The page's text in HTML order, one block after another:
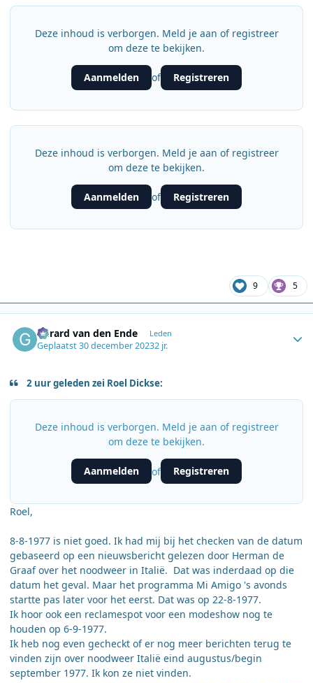
Deze inhoud is verborgen. Meld je aan of registreer
om deze te bekijken.
Aanmelden of Registreren
Deze inhoud is verborgen. Meld je aan of registreer
om deze te bekijken.
Aanmelden of Registreren
9 5
Gerard van den Ende Leden
Geplaatst30 december 20232 jr.
2 uur geleden zei Roel Dickse:
Deze inhoud is verborgen. Meld je aan of registreer
om deze te bekijken.
Aanmelden of Registreren
Roel,
8-8-1977 is niet goed. Ik had mij bij het checken van de datum
gebaseerd op een nieuwsbericht gelezen door Herman de
Graaf over het noodweer in Italië. Dat was inderdaad op die
datum het geval. Maar het programma Mi Amigo 's avonds
startte pas later voor het eerst. Dat was op 22-8-1977.
Ik hoor ook een reclamespot voor een modeshow nog te
houden op 6-9-1977.
Ik heb nog even gecheckt of er nog meer berichten terug te
vinden zijn over noodweer Italië eind augustus/begin
september 1977. Ik kon ze niet vinden.